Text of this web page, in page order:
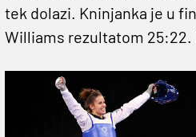
tek dolazi. Kninjanka je u
Williams rezultatom 25:22.